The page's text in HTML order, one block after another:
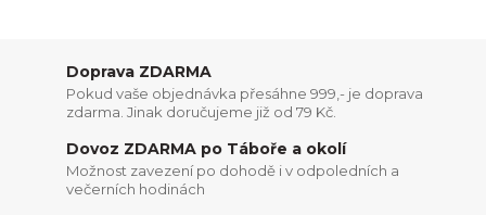
Doprava ZDARMA
Pokud vaše objednávka přesáhne 999,- je doprava
zdarma. Jinak doručujeme již od 79 Kč.
Dovoz ZDARMA po Táboře a okolí
Možnost zavezení po dohodě i v odpoledních a
večerních hodinách